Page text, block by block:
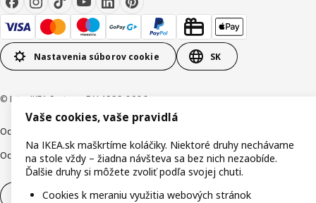
Nastavenia súborov cookie SK
© Inter IKEA Systems B.V. 1999-2026
Ochrana osobných údajov
Ochrana OznamovateľovDigitálna prístupnosť
Odstúpenie od zmluvy Odstúpenie od zmluvy (služby)
Vaše cookies, vaše pravidlá
Na IKEA.sk maškrtíme koláčiky. Niektoré druhy nechávame
na stole vždy – žiadna návšteva sa bez nich nezaobíde.
Ďalšie druhy si môžete zvoliť podľa svojej chuti.
Cookies k meraniu využitia webových stránok